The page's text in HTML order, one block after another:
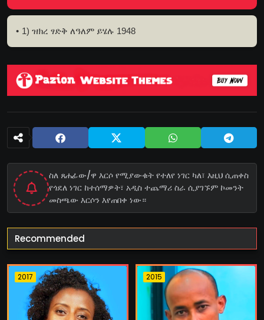
1) ዝክረ ፃድቅ ለዓለም ይሄሉ 1948
ስለ ጸሐፊው/ዋ እርሶ የሚያውቁት የተለየ ነገር ካለ፣ እዚህ ሲጠቀስ
የጎደለ ነገር ከተሰማዎት፣ አዲስ ተጨማሪ ስራ ሲያገኙም ኮመንት
መስጫው እርሶን እየጠበቀ ነው።
Recommended
2017 2015